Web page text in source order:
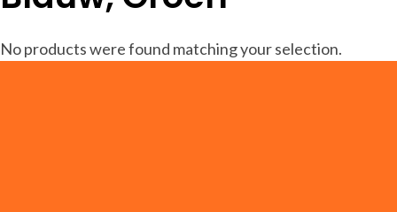
No products were found matching your selection.